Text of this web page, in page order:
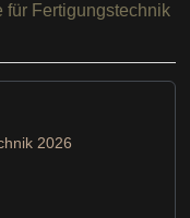
für Fertigungstechnik
2026